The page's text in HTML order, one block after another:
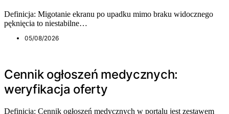
Definicja: Migotanie ekranu po upadku mimo braku widocznego
pęknięcia to niestabilne…
05/08/2026
Cennik ogłoszeń medycznych:
weryfikacja oferty
Definicja: Cennik ogłoszeń medycznych w portalu jest zestawem